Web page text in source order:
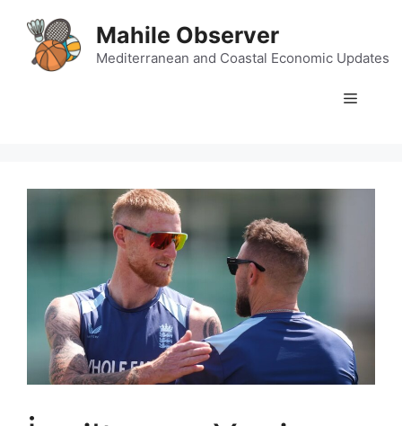
content
Mahile Observer
Mediterranean and Coastal Economic Updates
Menu